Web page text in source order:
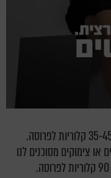
או צימוקים מסוכנים לנו